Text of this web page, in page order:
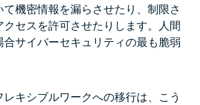
機密情報を漏らさせたり、制限さ
セスを許可させたりします。人間
サイバーセキュリティの最も脆弱
キシブルワークへの移行は、こう